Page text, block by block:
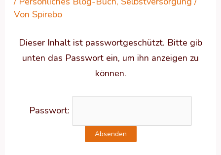
Von Spirebo
Dieser Inhalt ist passwortgeschützt. Bitte gib
unten das Passwort ein, um ihn anzeigen zu
können.
Passwort: